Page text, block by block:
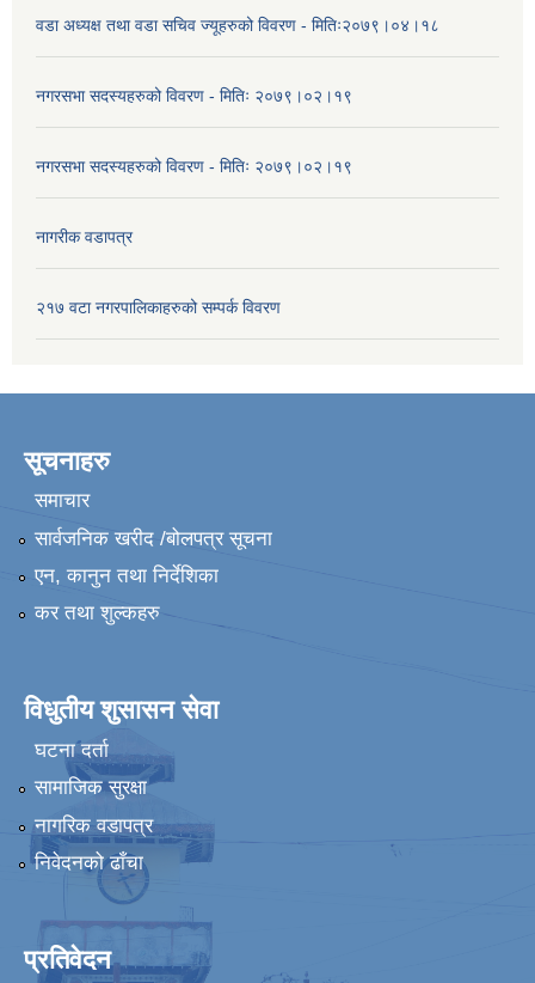
वडा अध्यक्ष तथा वडा सचिव ज्यूहरुको विवरण - मितिः२०७९।०४।१८
नगरसभा सदस्यहरुको विवरण - मितिः २०७९।०२।१९
नगरसभा सदस्यहरुको विवरण - मितिः २०७९।०२।१९
नागरीक वडापत्र
२१७ वटा नगरपालिकाहरुको सम्पर्क विवरण
सूचनाहरु
समाचार
सार्वजनिक खरीद /बोलपत्र सूचना
एन, कानुन तथा निर्देशिका
कर तथा शुल्कहरु
विधुतीय शुसासन सेवा
घटना दर्ता
सामाजिक सुरक्षा
नागरिक वडापत्र
निवेदनको ढाँचा
प्रतिवेदन